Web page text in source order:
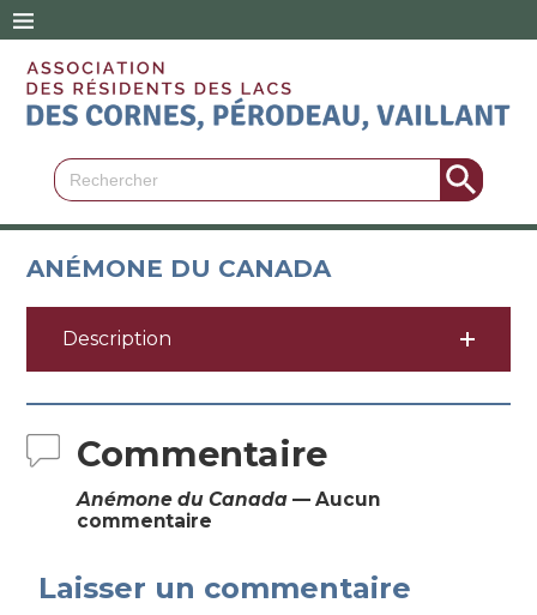
Search
for:
Search Button
ANÉMONE DU CANADA
Description
Commentaire
Anémone du Canada — Aucun
commentaire
Laisser un commentaire